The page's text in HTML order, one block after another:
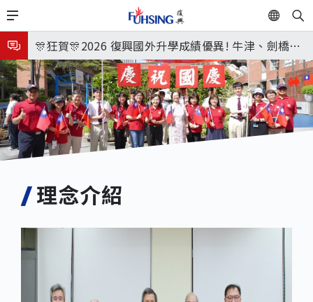
移
至
主
內
容
EN
🎉🎉🎉狂賀! 12望蘇同學榮錄MIT麻省理工學院，本校
連續兩年錄取世界第一學府！
🎊狂賀🎊2026 復興國外升學成績優異! 牛津、劍橋首
次雙星閃耀✨
115年校本部大學榜單再創佳績🎉，32％達醫學系錄
取標準、62%達台大錄取標準。各組合4科60級分9人
🎊
8月3日 分科成績公布
臺北市2026城鎮韌性(防空)演習訂於8月13日(四) 14
時30分至15時實施，全市人、車及各場所均須配合管
制與避難演練，以免受罰。
8月31日 開學日
🎉🎉🎉狂賀! 12望蘇同學榮錄MIT麻省理工學院，本校
理念介紹